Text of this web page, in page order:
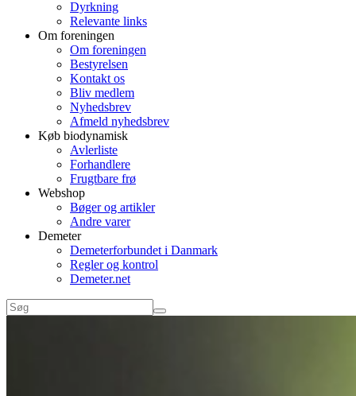
Dyrkning
Relevante links
Om foreningen
Om foreningen
Bestyrelsen
Kontakt os
Bliv medlem
Nyhedsbrev
Afmeld nyhedsbrev
Køb biodynamisk
Avlerliste
Forhandlere
Frugtbare frø
Webshop
Bøger og artikler
Andre varer
Demeter
Demeterforbundet i Danmark
Regler og kontrol
Demeter.net